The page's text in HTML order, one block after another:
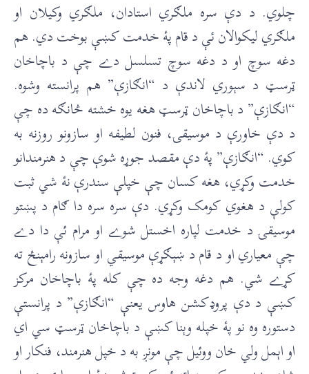
چلوي. د دې سره ملګري استادان، ملګري وکيلان او
ملګري ليکوالان ئې د قام پۀ خدمت کښې بوخت دي. هم
دغه سوچ او د دغه سوچ تسلسل دے چې د باچاخان
ټرسټ د سېوري لاندې د “انګازې” هم پرانسته وشوه.
“انګازې” د باچاخان ټرسټ هغه يوه خشته څانګه ده چې
د دې خاورې د موسيقۍ، فنون لطيفه او سازونو روزنه به
کوي. “انګازې” پۀ دې مقصد جوړه شوې چې د هنرمندانو
خدمت وکړي، هغه کسان چې خپلې سندرې نۀ شي ثبت
کولې د هغوي کومک وکړي. دې سره سره دا ګام د پښتو
موسيقۍ د خدمت لپاره اخستل شوے او مرام ئې دا دے
چې معياري او د قام د ښېګړې موسيقي او سازونه رامېنځ ته
کړے شي. هم دغه وجه ده چې کله پۀ باچاخان مرکز
کښې د دې پروډکشن هاوس يعنې “انګازې” د پرانستې
دستوره وه نو پۀ خپله وېنا کښې د باچاخان ټرسټ سي اي
او اېمل ولي خان ووئيل چې مونږ به د خپل هنرمند، فنکار او